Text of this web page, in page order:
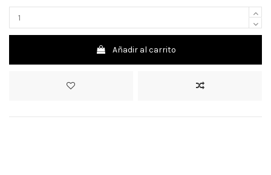
Añadir al carrito